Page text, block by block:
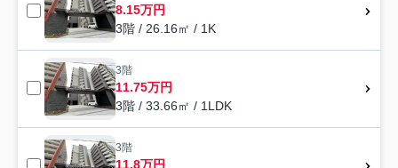
8.15万円
3階 / 26.16㎡ / 1K
3階
11.75万円
3階 / 33.66㎡ / 1LDK
3階
11.8万円